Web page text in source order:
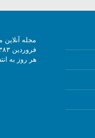
هر روز به